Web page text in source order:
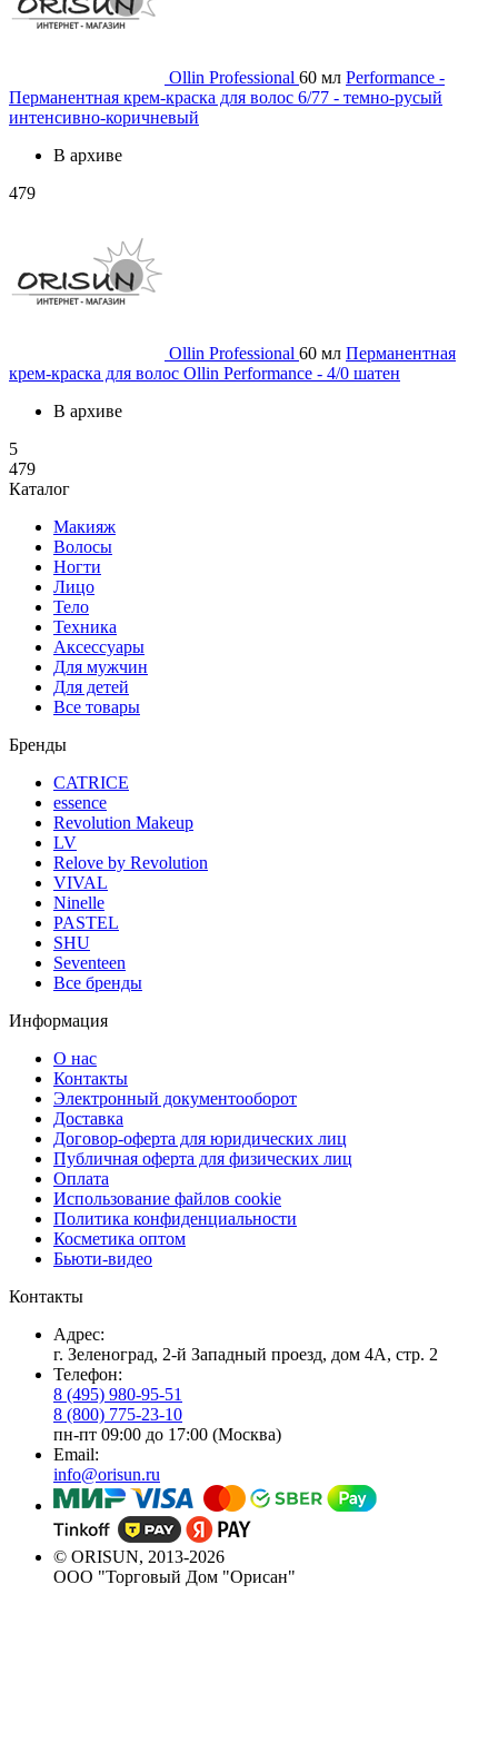
Ollin Professional 60 мл Performance -
Перманентная крем-краска для волос 6/77 - темно-русый
интенсивно-коричневый
В архиве
479
Ollin Professional 60 мл Перманентная
крем-краска для волос Ollin Performance - 4/0 шатен
В архиве
5
479
Каталог
Макияж
Волосы
Ногти
Лицо
Тело
Техника
Аксессуары
Для мужчин
Для детей
Все товары
Бренды
CATRICE
essence
Revolution Makeup
LV
Relove by Revolution
VIVAL
Ninelle
PASTEL
SHU
Seventeen
Все бренды
Информация
О нас
Контакты
Электронный документооборот
Доставка
Договор-оферта для юридических лиц
Публичная оферта для физических лиц
Оплата
Использование файлов cookie
Политика конфиденциальности
Косметика оптом
Бьюти-видео
Контакты
Адрес:
г. Зеленоград, 2-й Западный проезд, дом 4А, стр. 2
Телефон:
8 (495) 980-95-51
8 (800) 775-23-10
пн-пт 09:00 до 17:00 (Москва)
Email:
info@orisun.ru
© ORISUN, 2013-2026
ООО "Торговый Дом "Орисан"